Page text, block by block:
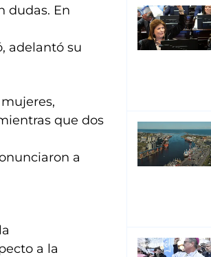
dudas. En
adelantó su
que dos
a
a la